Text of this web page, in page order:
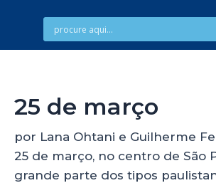
25 de março
por Lana Ohtani e Guilherme
25 de março, no centro de São
grande parte dos tipos